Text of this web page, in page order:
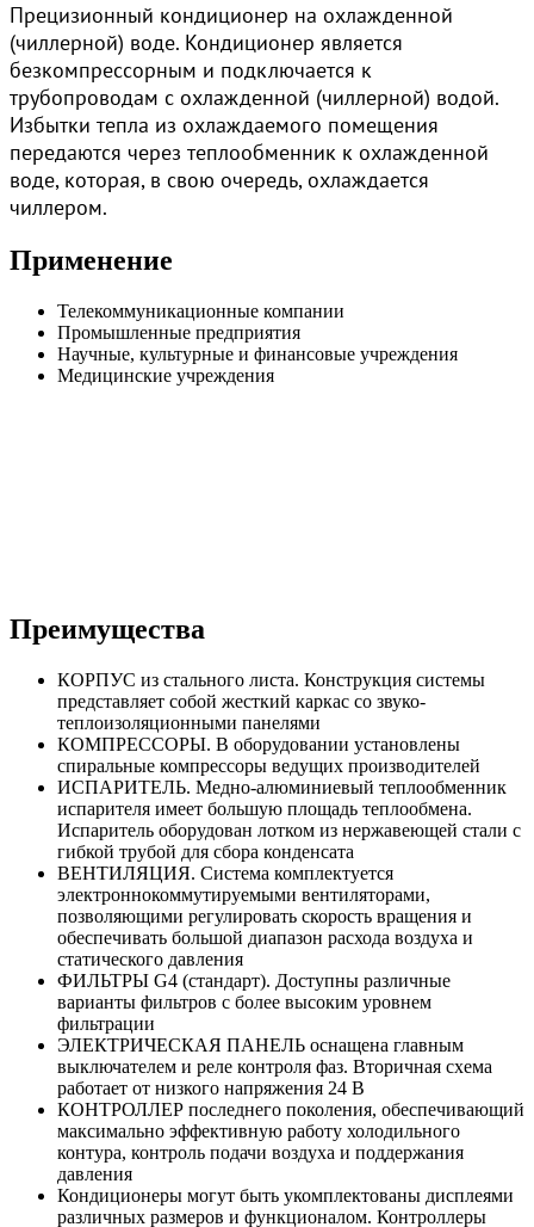
Прецизионный кондиционер на охлажденной
(чиллерной) воде. Кондиционер является
безкомпрессорным и подключается к
трубопроводам с охлажденной (чиллерной) водой.
Избытки тепла из охлаждаемого помещения
передаются через теплообменник к охлажденной
воде, которая, в свою очередь, охлаждается
чиллером.
Применение
Телекоммуникационные компании
Промышленные предприятия
Научные, культурные и финансовые учреждения
Медицинские учреждения
Преимущества
КОРПУС из стального листа. Конструкция системы
представляет собой жесткий каркас со звуко-
теплоизоляционными панелями
КОМПРЕССОРЫ. В оборудовании установлены
спиральные компрессоры ведущих производителей
ИСПАРИТЕЛЬ. Медно-алюминиевый теплообменник
испарителя имеет большую площадь теплообмена.
Испаритель оборудован лотком из нержавеющей стали с
гибкой трубой для сбора конденсата
ВЕНТИЛЯЦИЯ. Система комплектуется
электроннокоммутируемыми вентиляторами,
позволяющими регулировать скорость вращения и
обеспечивать большой диапазон расхода воздуха и
статического давления
ФИЛЬТРЫ G4 (стандарт). Доступны различные
варианты фильтров с более высоким уровнем
фильтрации
ЭЛЕКТРИЧЕСКАЯ ПАНЕЛЬ оснащена главным
выключателем и реле контроля фаз. Вторичная схема
работает от низкого напряжения 24 В
КОНТРОЛЛЕР последнего поколения, обеспечивающий
максимально эффективную работу холодильного
контура, контроль подачи воздуха и поддержания
давления
Кондиционеры могут быть укомплектованы дисплеями
различных размеров и функционалом. Контроллеры